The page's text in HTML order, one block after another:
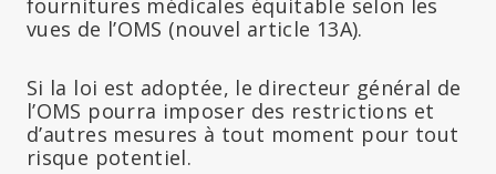
vues de l’OMS (nouvel article 13A).
Si la loi est adoptée, le directeur général de
l’OMS pourra imposer des restrictions et
d’autres mesures à tout moment pour tout
risque potentiel.